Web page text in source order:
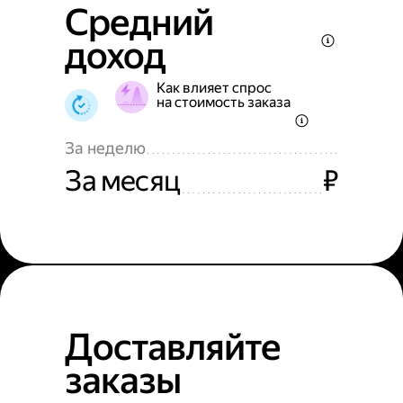
Средний
доход
Как влияет спрос
на стоимость заказа
За неделю
За месяц ₽
Доставляйте
заказы